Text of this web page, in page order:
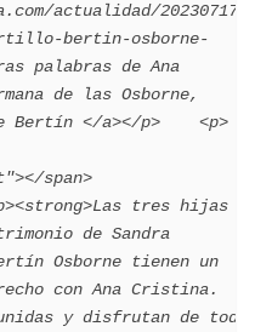
actualidad/202307172
bertin-osborne-
palabras de Ana
de las Osborne,
Bertín </a></p>    <p>
span>
tres hijas
de Sandra
Osborne tienen un
con Ana Cristina.
y disfrutan de todo